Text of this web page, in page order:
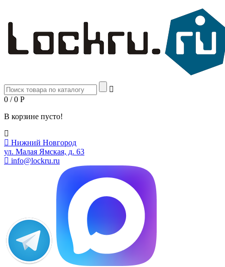
0 / 0 Р
В корзине пусто!
Нижний Новгород
ул. Малая Ямская, д. 63
info@lockru.ru